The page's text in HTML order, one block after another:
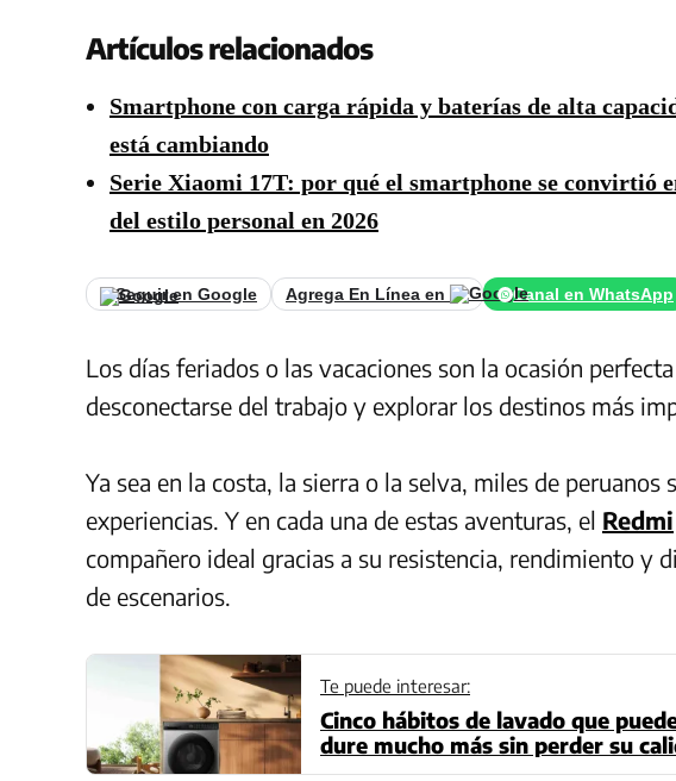
Artículos relacionados
Smartphone con carga rápida y baterías de alta
está cambiando
Serie Xiaomi 17T: por qué el smartphone se convirtió
del estilo personal en 2026
Seguir en Google Agrega En Línea en Canal en WhatsApp
Los días feriados o las vacaciones son la ocasión
desconectarse del trabajo y explorar los destinos más
Ya sea en la costa, la sierra o la selva, miles de
experiencias. Y en cada una de estas aventuras, el Redmi
compañero ideal gracias a su resistencia, rendimiento y
de escenarios.
Te puede interesar:
Cinco hábitos de lavado que
dure mucho más sin perder su